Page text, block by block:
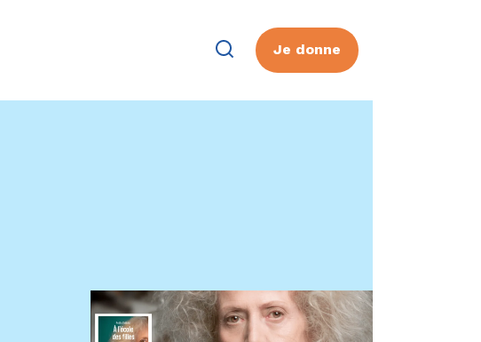
Je donne